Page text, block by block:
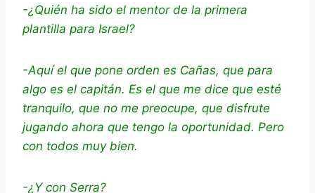
-¿Quién ha sido el mentor de la primera
plantilla para Israel?
-Aquí el que pone orden es Cañas, que para
algo es el capitán. Es el que me dice que esté
tranquilo, que no me preocupe, que disfrute
jugando ahora que tengo la oportunidad. Pero
con todos muy bien.
-¿Y con Serra?